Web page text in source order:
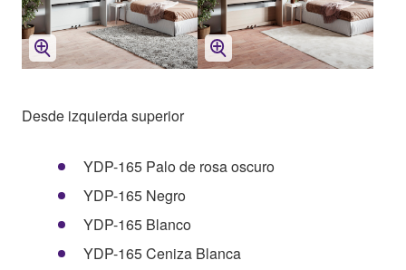
Desde izquierda superior
YDP-165 Palo de rosa oscuro
YDP-165 Negro
YDP-165 Blanco
YDP-165 Ceniza Blanca